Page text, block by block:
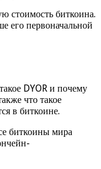
стоимость биткоина.
его первоначальной
DYOR и почему
что такое
в биткоине.
биткоины мира